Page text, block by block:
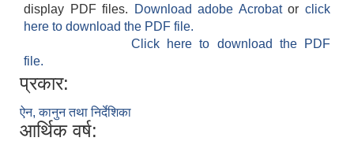
display PDF files.
Download adobe Acrobatorclick
here to download the PDF file.
Click here to download the PDF
file.
प्रकार:
ऐन, कानुन तथा निर्देशिका
आर्थिक वर्ष: